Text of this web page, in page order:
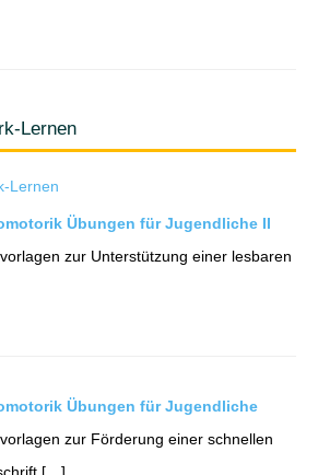
Lernen
Übungen für Jugendliche II
zur Unterstützung einer lesbaren
Übungen für Jugendliche
zur Förderung einer schnellen